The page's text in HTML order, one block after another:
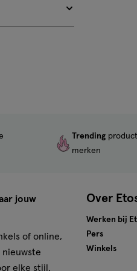
Trending
merken
jouw
of online,
elke stijl,
Over
Werken bij
Pers
Winkels